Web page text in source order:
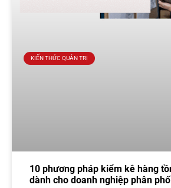
KIẾN THỨC QUẢN TRỊ
10 phương pháp kiểm kê hàng
dành cho doanh nghiệp phân